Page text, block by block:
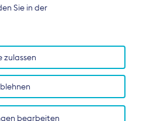
vertritt als
der
Ebene.
Sie in der
bearbeiten
zulassen